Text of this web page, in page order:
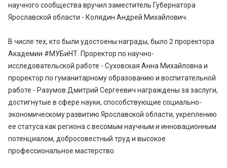
научного сообщества вручил заместитель Губернатора
Ярославской области - Колядин Андрей Михайлович.
В числе тех, кто были удостоены награды, было 2 проректора
Академии #МУБиНТ. Проректор по научно-
исследовательской работе - Суховская Анна Михайловна и
проректор по гуманитарному образованию и воспитательной
работе - Разумов Дмитрий Сергеевич награждены за заслуги,
достигнутые в сфере науки, способствующие социально-
экономическому развитию Ярославской области, укреплению
ее статуса как региона с весомым научным и инновационным
потенциалом, добросовестный труд и высокое
профессиональное мастерство.